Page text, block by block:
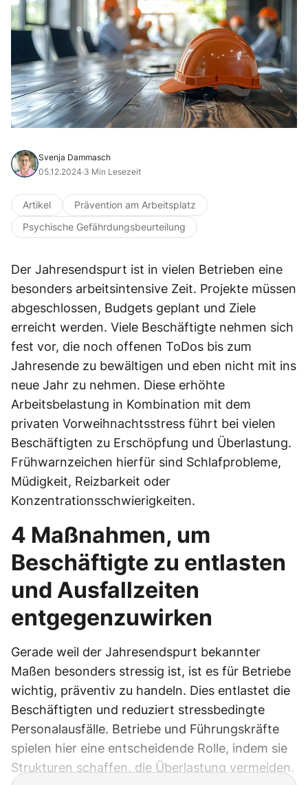
Svenja Dammasch
05.12.2024·3 Min Lesezeit
Artikel
Prävention am Arbeitsplatz
Psychische Gefährdungsbeurteilung
Der Jahresendspurt ist in vielen Betrieben eine
besonders arbeitsintensive Zeit. Projekte müssen
abgeschlossen, Budgets geplant und Ziele
erreicht werden. Viele Beschäftigte nehmen sich
fest vor, die noch offenen ToDos bis zum
Jahresende zu bewältigen und eben nicht mit ins
neue Jahr zu nehmen. Diese erhöhte
Arbeitsbelastung in Kombination mit dem
privaten Vorweihnachtsstress führt bei vielen
Beschäftigten zu Erschöpfung und Überlastung.
Frühwarnzeichen hierfür sind Schlafprobleme,
Müdigkeit, Reizbarkeit oder
Konzentrationsschwierigkeiten.
4 Maßnahmen, um
Beschäftigte zu entlasten
und Ausfallzeiten
entgegenzuwirken
Gerade weil der Jahresendspurt bekannter
Maßen besonders stressig ist, ist es für Betriebe
wichtig, präventiv zu handeln. Dies entlastet die
Beschäftigten und reduziert stressbedingte
Personalausfälle. Betriebe und Führungskräfte
spielen hier eine entscheidende Rolle, indem sie
Strukturen schaffen, die Überlastung vermeiden.